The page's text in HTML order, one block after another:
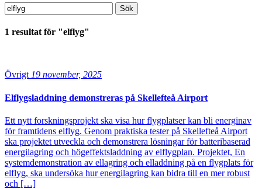
Sök:
Sök
1 resultat för "elflyg"
Övrigt 19 november, 2025
Elflygsladdning demonstreras på Skellefteå Airport
Ett nytt forskningsprojekt ska visa hur flygplatser kan bli energinav
för framtidens elflyg. Genom praktiska tester på Skellefteå Airport
ska projektet utveckla och demonstrera lösningar för batteribaserad
energilagring och högeffektsladdning av elflygplan. Projektet, En
systemdemonstration av ellagring och elladdning på en flygplats för
elflyg, ska undersöka hur energilagring kan bidra till en mer robust
och […]